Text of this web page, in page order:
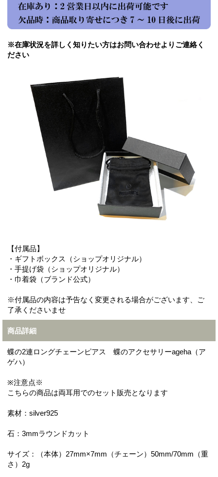
※在庫状況を詳しく知りたい方はお問い合わせよりご連絡く
ださい
【付属品】
・ギフトボックス（ショップオリジナル）
・手提げ袋（ショップオリジナル）
・巾着袋（ブランド公式）
※付属品の内容は予告なく変更される場合がございます、ご
了承くださいませ
商品詳細
蝶の2連ロングチェーンピアス 蝶のアクセサリーageha（ア
ゲハ）
※注意点※
こちらの商品は両耳用でのセット販売となります
素材：silver925
石：3mmラウンドカット
サイズ：（本体）27mm×7mm（チェーン）50mm/70mm（重
さ）2g